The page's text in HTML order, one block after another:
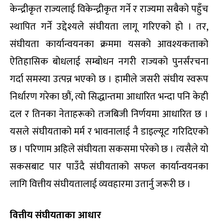
केन्द्रीकृत राज्यलाई विकेन्द्रीकृत गर्ने र राज्यमा सबैको पहुँच
स्थापित गर्ने उद्देश्यले संघीयता लागू गरिएको हो । तर,
संघीयता कार्यान्वयनका क्रममा यसको आवश्यकताको
ऐतिहासिक बोधलाई सम्बोधन नगरी राज्यको पुनर्संरचना
गर्दा समस्या उत्पन्न भएको छ । हामीले जसरी संघीय स्वरूप
निर्धारण गरेका छौं, त्यो सिद्धान्तमा आधारित भन्दा पनि केही
दल र तिनका नेताहरूको तजबिजी निर्णयमा आधारित छ ।
यसले संघीयताको मर्म र भावनालाई नै डाइल्यूट गरिदिएको
छ । परिणाम अहिले संघीयता सकसमा परेको छ । त्यसैले यो
सकसबाट पार पाउँदै संघीयताको सफल कार्यान्वयनका
लागि वित्तीय संघीयतालाई व्यवहारमा उतार्नु जरूरी छ ।
वित्तीय संघीयताका आधार